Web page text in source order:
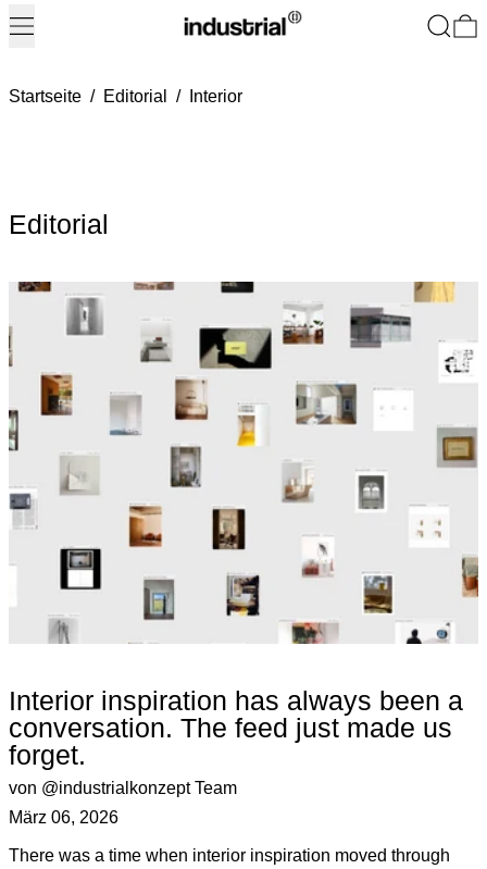
Menü Suchen
Startseite / Editorial / Interior
Editorial
Weiterlesen: Interior inspiration has always been a
Interior inspiration has always been a
conversation. The feed just made us
forget.
von @industrialkonzept Team
März 06, 2026
There was a time when interior inspiration moved through